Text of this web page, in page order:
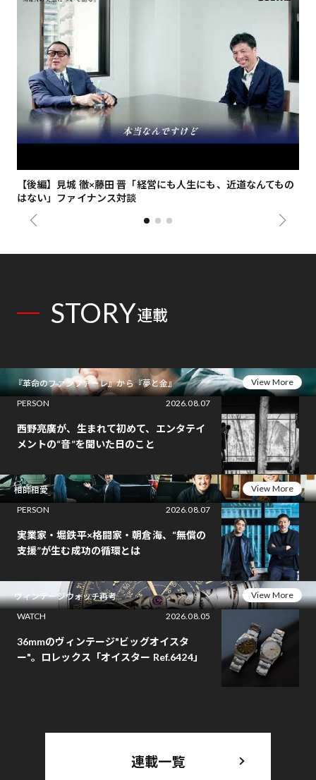
【後編】見城 徹×藤田 晋「経営にも人生にも、近道なんてもの
はない」ファイナンス対談
STORY連載
『革命のファンファーレ』から『夢と金』
View More
PERSON
2026.08.07
西野亮廣が、生まれて初めて、エンタテイ
メントの“音”を聞いた日のこと
相師相愛
View More
PERSON
2026.08.07
実業家・堀鉄平×格闘家・朝倉海、“無償の
支援”が生む成功の循環とは
ヴィンテージウォッチ再考
View More
WATCH
2026.08.05
36mmのヴィンテージ"ビッグオイスタ
ー"。ロレックス「オイスター Ref.6424」
連載一覧